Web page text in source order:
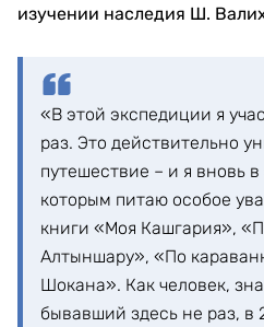
изучении наследия Ш.
«В этой экспедиции я
раз. Это действительно
путешествие – и я вновь
которым питаю особое
книги «Моя Кашгария»,
Алтыншару», «По
Шокана». Как человек,
бывавший здесь не раз, в